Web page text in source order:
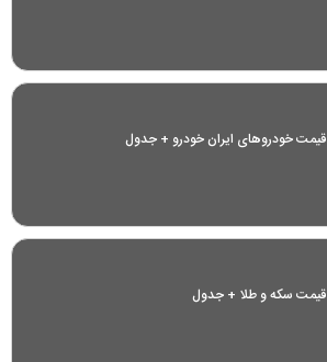
قیمت خودرو‌های ایران خودرو + جدول
قیمت سکه و طلا + جدول